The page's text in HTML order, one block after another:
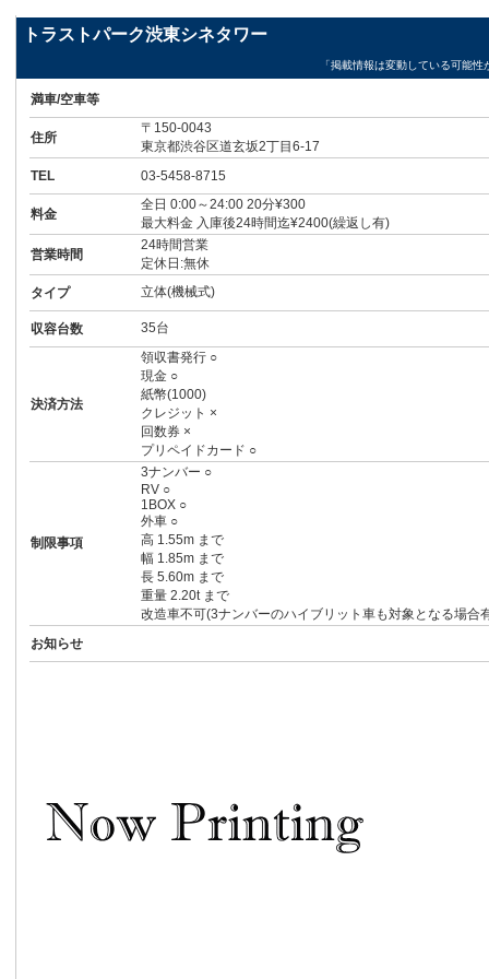
トラストパーク渋東シネタワー
「掲載情報は変動している可能
満車/空車等
住所
〒150-0043
東京都渋谷区道玄坂2丁目6-17
TEL
03-5458-8715
料金
全日 0:00～24:00 20分¥300
最大料金 入庫後24時間迄¥2400(繰返し有)
営業時間
24時間営業
定休日:無休
タイプ
立体(機械式)
収容台数 35台
決済方法
領収書発行 ○
現金 ○
紙幣(1000)
クレジット ×
回数券 ×
プリペイドカード ○
制限事項
3ナンバー ○
RV ○
1BOX ○
外車 ○
高 1.55m まで
幅 1.85m まで
長 5.60m まで
重量 2.20t まで
改造車不可(3ナンバーのハイブリット車も対象となる場合
お知らせ